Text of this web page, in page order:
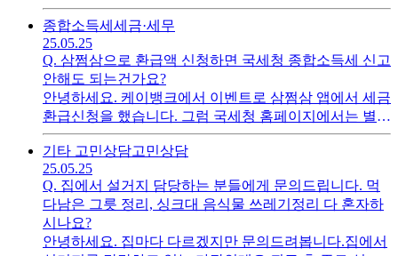
절미하고 와이프가 생활비를 자꾸 초과해서 사용합니
다....예를 들어 우리 집이 버는 돈이 총 500만원인데 계속
해서 600만원 700만원씩 초과해서 사용하는게 말이 되나
요?물가가 비싸다 애들 교육도 시켜야 된다. 다 필요한곳
에 쓴다...이런 이야기 하는데...아무리 그래도 수입범위
내에서 써야 맞는거 아닌가요? 카드 한도를 정해놓고 사
용해도 계속 몰래몰래 다른 카드로 초과해서 사용합니
다.그러지않겠다고 수십번 약속했습니다.우리 집이 대출
이 없었다면 조금 나아겠지만 부모님 도움없이 결혼생활
시작하다보니 아파트 대출로만 나가는 돈이 거의 200만
원입니다.그럼 허리띠 졸라매고 열심히 갚아도 모자랄판
에 계속 계획성없이 쓰기만 씁니다.지출 통제를 하는 저
도 지치는데...이거 제가 예민한건가요? 제가 잘못하고
있는건가요?그러면서 여행도 못간다고 여행가고 싶다는
종합소득세 세금·세무
25.05.25
Q. 삼쩜삼으로 환급액 신청하면 국세청 종합소득세 신고
안해도 되는건가요?
안녕하세요. 케이뱅크에서 이벤트로 삼쩜삼 앱에서 세금
환급신청을 했습니다. 그럼 국세청 홈페이지에서는 별도
로 신청안해도 되는거 맞죠?
기타 고민상담고민상담
25.05.25
Q. 집에서 설거지 담당하는 분들에게 문의드립니다. 먹
다남은 그릇 정리, 싱크대 음식물 쓰레기정리 다 혼자하
시나요?
안녕하세요. 집마다 다르겠지만 문의드려봅니다.집에서